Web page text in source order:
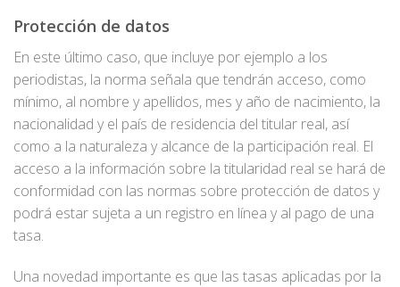
Protección de datos
En este último caso, que incluye por ejemplo a los
periodistas, la norma señala que tendrán acceso, como
mínimo, al nombre y apellidos, mes y año de nacimiento, la
nacionalidad y el país de residencia del titular real, así
como a la naturaleza y alcance de la participación real. El
acceso a la información sobre la titularidad real se hará de
conformidad con las normas sobre protección de datos y
podrá estar sujeta a un registro en línea y al pago de una
tasa.
Una novedad importante es que las tasas aplicadas por la